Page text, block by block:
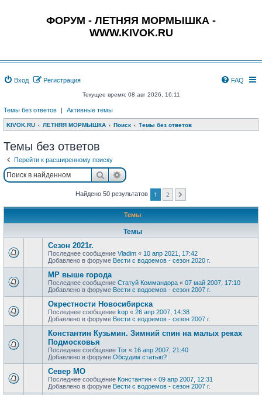
ФОРУМ - ЛЕТНЯЯ МОРМЫШКА -
WWW.KIVOK.RU
Вход Регистрация FAQ
Текущее время: 08 авг 2026, 16:11
Темы без ответов | Активные темы
KIVOK.RU ЛЕТНЯЯ МОРМЫШКА Поиск Темы без ответов
Темы без ответов
Перейти к расширенному поиску
ПоискРасширенный поиск
Найдено 50 результатов 1 2
Темы
Темы
Сезон 2021г.
Последнее сообщение Vladim « 10 апр 2021, 17:42
Добавлено в форуме Вести с водоемов - сезон 2020 г.
МР выше города
Последнее сообщение Статуй Коммандора « 07 май 2007, 17:10
Добавлено в форуме Вести с водоемов - сезон 2007 г.
Окрестности Новосибирска
Последнее сообщение kop « 26 апр 2007, 14:38
Добавлено в форуме Вести с водоемов - сезон 2007 г.
Константин Кузьмин. Зимний спин на малых реках
Подмосковья
Последнее сообщение Tor « 16 апр 2007, 21:40
Добавлено в форуме Обсудим статью?
Север МО
Последнее сообщение Константин « 09 апр 2007, 12:31
Добавлено в форуме Вести с водоемов - сезон 2007 г.